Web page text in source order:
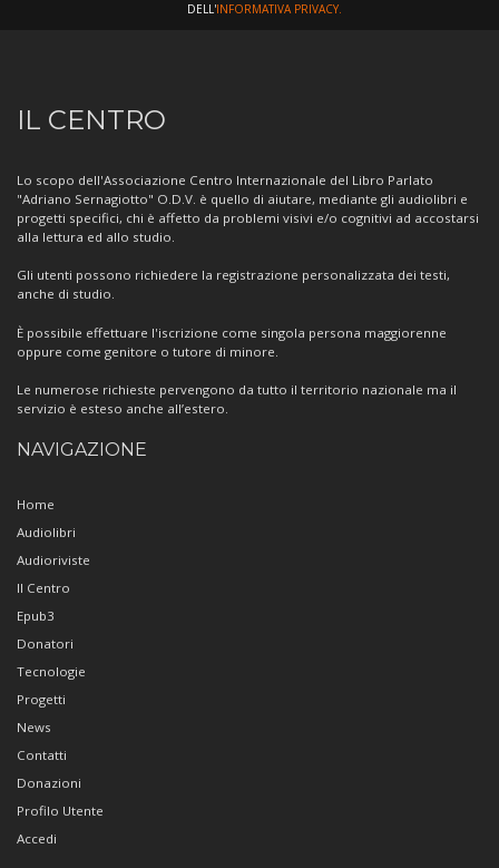
DELL'INFORMATIVA PRIVACY.
Informazioni
sul
Centro
IL CENTRO
Lo scopo dell'Associazione Centro Internazionale del Libro Parlato
"Adriano Sernagiotto" O.D.V. è quello di aiutare, mediante gli audiolibri e
progetti specifici, chi è affetto da problemi visivi e/o cognitivi ad accostarsi
alla lettura ed allo studio.
Gli utenti possono richiedere la registrazione personalizzata dei testi,
anche di studio.
È possibile effettuare l'iscrizione come singola persona maggiorenne
oppure come genitore o tutore di minore.
Le numerose richieste pervengono da tutto il territorio nazionale ma il
servizio è esteso anche all’estero.
NAVIGAZIONE
Home
Audiolibri
Audioriviste
Il Centro
Epub3
Donatori
Tecnologie
Progetti
News
Contatti
Donazioni
Profilo Utente
Accedi